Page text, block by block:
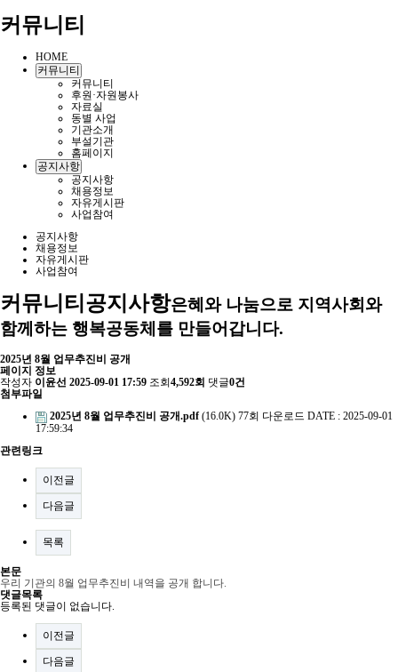
커뮤니티
HOME
커뮤니티
커뮤니티
후원·자원봉사
자료실
동별 사업
기관소개
부설기관
홈페이지
공지사항
공지사항
채용정보
자유게시판
사업참여
공지사항
채용정보
자유게시판
사업참여
커뮤니티 공지사항은혜와 나눔으로 지역사회와
함께하는 행복공동체를 만들어갑니다.
2025년 8월 업무추진비 공개
페이지 정보
작성자 이윤선 2025-09-01 17:59 조회 4,592회 댓글0건
첨부파일
2025년 8월 업무추진비 공개.pdf(16.0K) 77회 다운로드 DATE : 2025-09-01
17:59:34
관련링크
이전글
다음글
목록
본문
우리 기관의 8월 업무추진비 내역을 공개 합니다.
댓글목록
등록된 댓글이 없습니다.
이전글
다음글